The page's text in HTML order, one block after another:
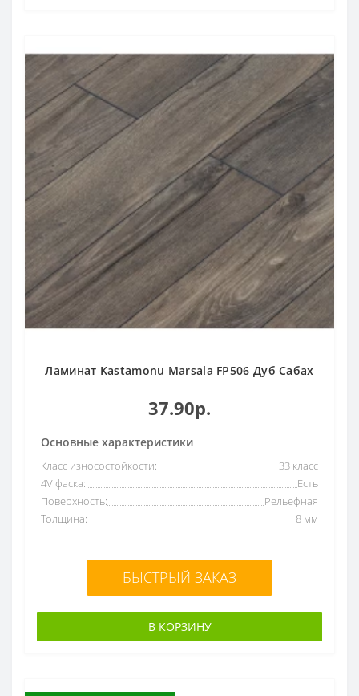
Ламинат Kastamonu Marsala FP506 Дуб Сабах
37.90р.
Основные характеристики
Класс износостойкости:
33 класс
4V фаска:
Есть
Поверхность:
Рельефная
Толщина:
8 мм
БЫСТРЫЙ ЗАКАЗ
В КОРЗИНУ